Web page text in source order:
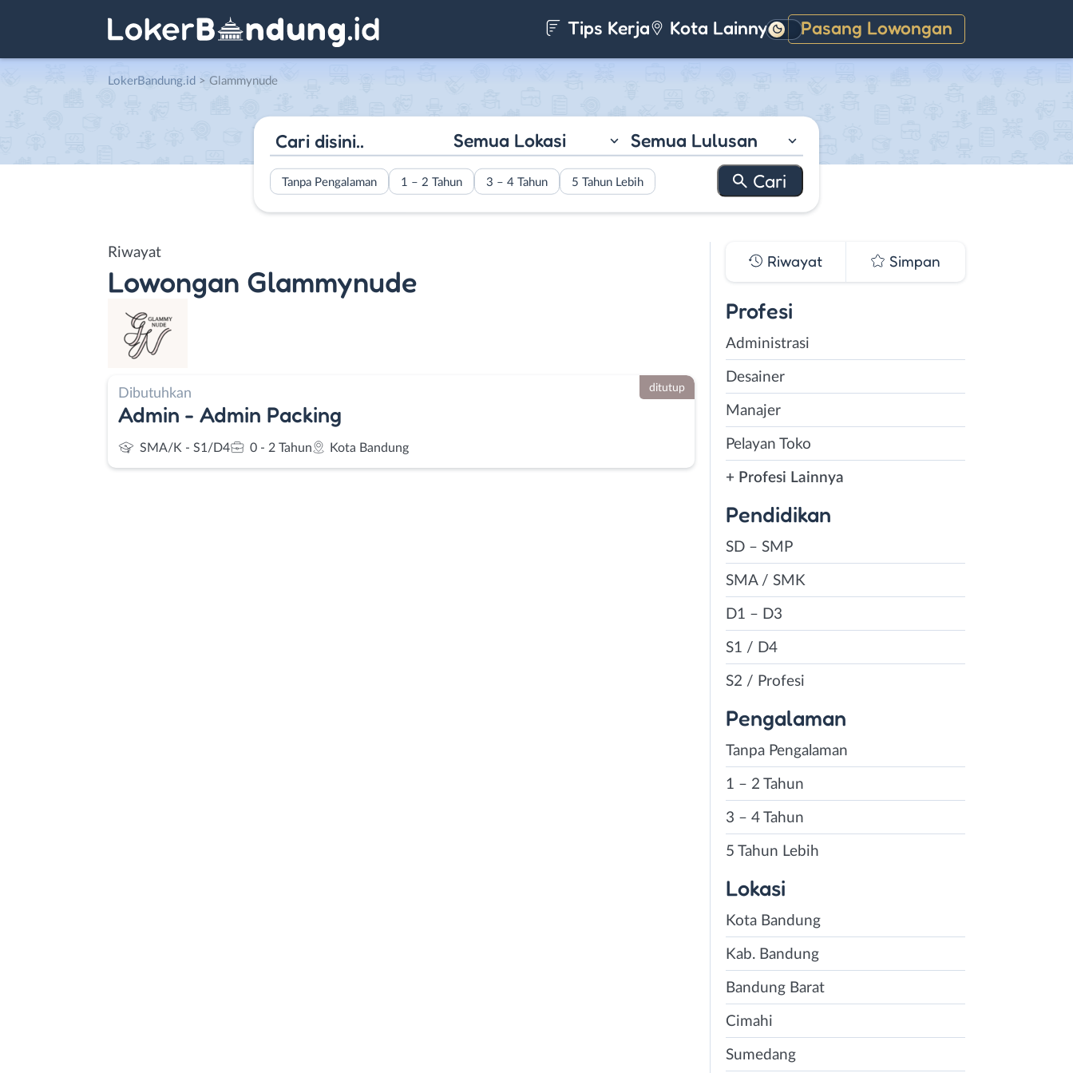
Tips Kerja Kota Lainnya Pasang Lowongan
Gelap
LokerBandung.id > Glammynude
Semua Lokasi Semua Lulusan
Tanpa Pengalaman 1 – 2 Tahun 3 – 4 Tahun 5 Tahun Lebih
Riwayat
Lowongan Glammynude
Dibutuhkan
Admin - Admin Packing
SMA/K - S1/D4 0 - 2 Tahun Kota Bandung
ditutup
Riwayat Simpan
Profesi
Administrasi
Desainer
Manajer
Pelayan Toko
+ Profesi Lainnya
Pendidikan
SD – SMP
SMA / SMK
D1 – D3
S1 / D4
S2 / Profesi
Pengalaman
Tanpa Pengalaman
1 – 2 Tahun
3 – 4 Tahun
5 Tahun Lebih
Lokasi
Kota Bandung
Kab. Bandung
Bandung Barat
Cimahi
Sumedang